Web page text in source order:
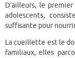
D’ailleurs, le
adolescents,
suffisante pour
La cueillette est le
familiaux, elles